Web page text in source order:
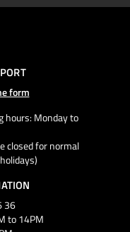
form
hours: Monday to
closed for normal
36
to 14PM